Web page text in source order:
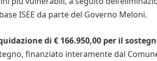
ISEE da parte del Governo Meloni.
di € 166.950,00 per il
finanziato interamente dal